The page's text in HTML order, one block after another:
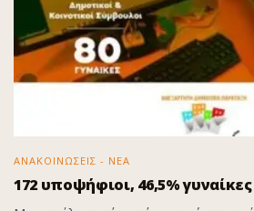
ΑΝΑΚΟΙΝΩΣΕΙΣ - ΝΕΑ
172 υποψήφιοι, 46,5% γυναίκες